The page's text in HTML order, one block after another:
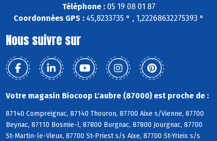
Téléphone :05 19 08 01 87
Coordonnées GPS :45,8233735 ° , 1,22268632275393 °
Nous suivre sur
Votre magasin Biocoop L'aubre (87000) est proche de :
87140 Compreignac, 87140 Thouron, 87700 Aixe s/Vienne, 87700
Beynac, 87110 Bosmie-l, 87800 Burgnac, 87800 Jourgnac, 87700
St-Martin-le-Vieux, 87700 St-Priest s/s Aixe, 87700 St-Yrieix s/s